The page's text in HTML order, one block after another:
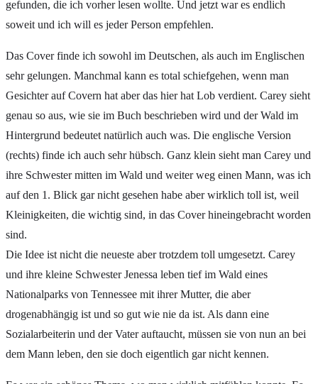
gefunden, die ich vorher lesen wollte. Und jetzt war es endlich
soweit und ich will es jeder Person empfehlen.
Das Cover finde ich sowohl im Deutschen, als auch im Englischen
sehr gelungen. Manchmal kann es total schiefgehen, wenn man
Gesichter auf Covern hat aber das hier hat Lob verdient. Carey sieht
genau so aus, wie sie im Buch beschrieben wird und der Wald im
Hintergrund bedeutet natürlich auch was. Die englische Version
(rechts) finde ich auch sehr hübsch. Ganz klein sieht man Carey und
ihre Schwester mitten im Wald und weiter weg einen Mann, was ich
auf den 1. Blick gar nicht gesehen habe aber wirklich toll ist, weil
Kleinigkeiten, die wichtig sind, in das Cover hineingebracht worden
sind.
Die Idee ist nicht die neueste aber trotzdem toll umgesetzt. Carey
und ihre kleine Schwester Jenessa leben tief im Wald eines
Nationalparks von Tennessee mit ihrer Mutter, die aber
drogenabhängig ist und so gut wie nie da ist. Als dann eine
Sozialarbeiterin und der Vater auftaucht, müssen sie von nun an bei
dem Mann leben, den sie doch eigentlich gar nicht kennen.